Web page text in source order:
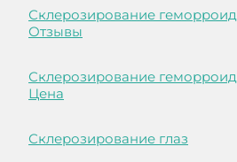
Склерозирование
Отзывы
Склерозирование
Цена
Склерозирование глаз